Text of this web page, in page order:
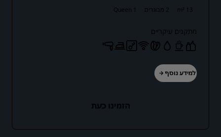
13 m² 2 מבוגרים 1 Queen
מתקנים עיקריים
למידע נוסף
הזמינו כעת